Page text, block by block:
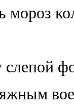
мороз
слепой